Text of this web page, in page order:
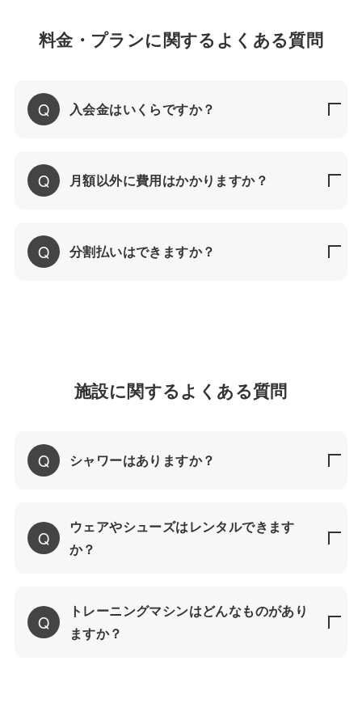
料金・プランに関するよくある質問
入会金はいくらですか？
月額以外に費用はかかりますか？
分割払いはできますか？
施設に関するよくある質問
シャワーはありますか？
ウェアやシューズはレンタルできます
か？
トレーニングマシンはどんなものがあり
ますか？